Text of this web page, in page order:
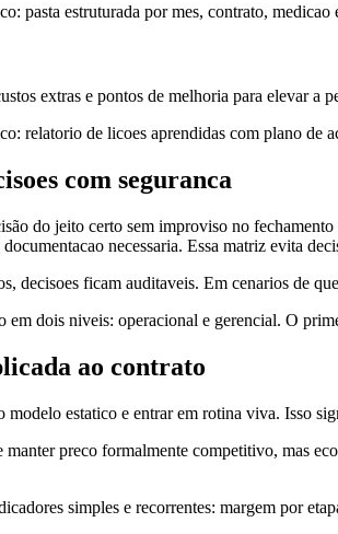
pasta estruturada por mes, contrato, medicao
extras e pontos de melhoria para elevar a
relatorio de licoes aprendidas com plano de
com seguranca
do jeito certo sem improviso no
necessaria. Essa matriz evita
decisoes ficam auditaveis. Em cenarios de
em dois niveis: operacional e gerencial. O
ao contrato
modelo estatico e entrar em rotina viva. Isso
manter preco formalmente competitivo, mas
simples e recorrentes: margem por